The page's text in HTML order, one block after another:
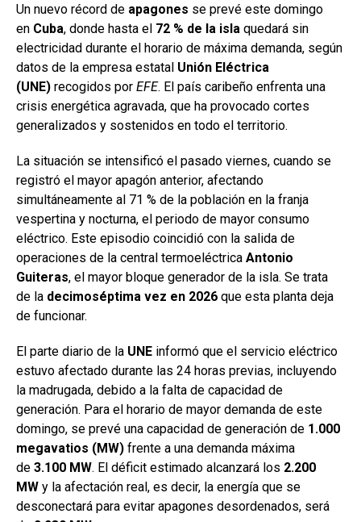
Un nuevo récord de apagones se prevé este domingo
en Cuba, donde hasta el 72 % de la isla quedará sin
electricidad durante el horario de máxima demanda, según
datos de la empresa estatal Unión Eléctrica
(UNE) recogidos por EFE. El país caribeño enfrenta una
crisis energética agravada, que ha provocado cortes
generalizados y sostenidos en todo el territorio.
La situación se intensificó el pasado viernes, cuando se
registró el mayor apagón anterior, afectando
simultáneamente al 71 % de la población en la franja
vespertina y nocturna, el periodo de mayor consumo
eléctrico. Este episodio coincidió con la salida de
operaciones de la central termoeléctrica Antonio
Guiteras, el mayor bloque generador de la isla. Se trata
de la decimoséptima vez en 2026 que esta planta deja
de funcionar.
El parte diario de la UNE informó que el servicio eléctrico
estuvo afectado durante las 24 horas previas, incluyendo
la madrugada, debido a la falta de capacidad de
generación. Para el horario de mayor demanda de este
domingo, se prevé una capacidad de generación de 1.000
megavatios (MW) frente a una demanda máxima
de 3.100 MW. El déficit estimado alcanzará los 2.200
MW y la afectación real, es decir, la energía que se
desconectará para evitar apagones desordenados, será